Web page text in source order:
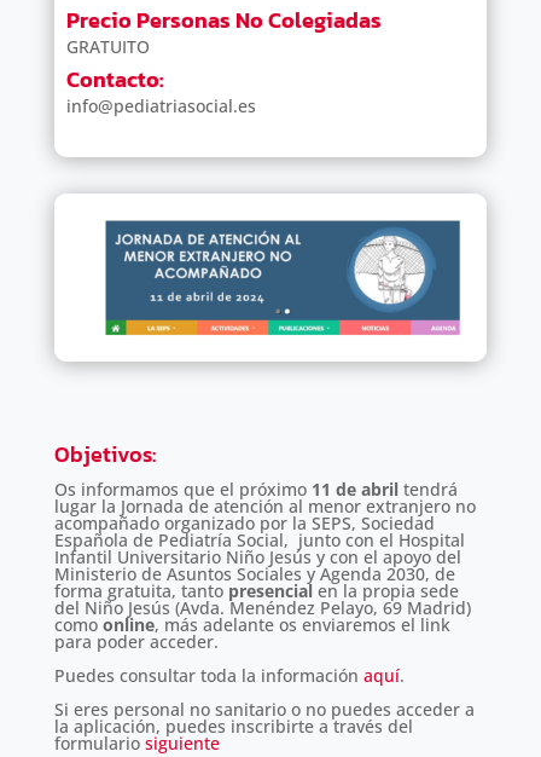
Precio Personas No Colegiadas
GRATUITO
Contacto:
info@pediatriasocial.es
Objetivos:
Os informamos que el próximo 11 de abriltendrá
lugar la Jornada de atención al menor extranjero no
acompañado organizado por la SEPS, Sociedad
Española de Pediatría Social, junto con el Hospital
Infantil Universitario Niño Jesús y con el apoyo del
Ministerio de Asuntos Sociales y Agenda 2030, de
forma gratuita, tanto presencialen la propia sede
del Niño Jesús (Avda. Menéndez Pelayo, 69 Madrid)
como online, más adelante os enviaremos el link
para poder acceder.
Puedes consultar toda la información aquí.
Si eres personal no sanitario o no puedes acceder a
la aplicación, puedes inscribirte a través del
formulario siguiente